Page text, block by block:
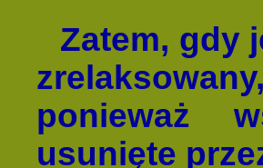
Zatem, gdy
ponieważ
usunięte